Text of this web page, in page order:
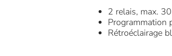
2 relais, max.
Programmation
Rétroéclairage